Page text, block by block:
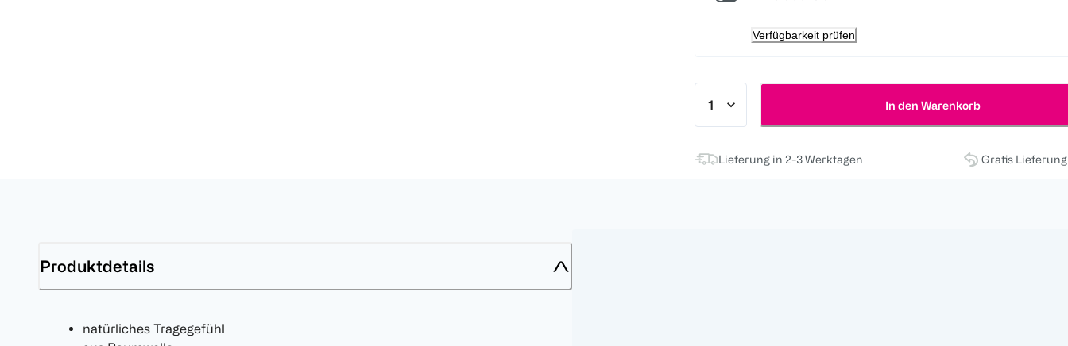
Verfügbarkeit prüfen
In den Warenkorb
Lieferung in 2-3 Werktagen Gratis
Produktdetails
natürliches Tragegefühl